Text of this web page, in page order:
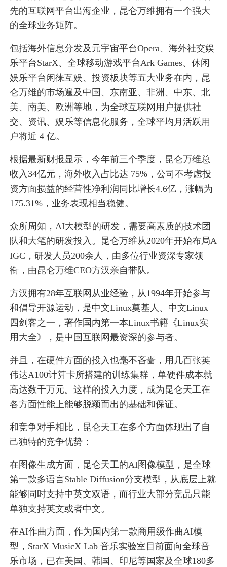
先的互联网平台出海企业，昆仑万维拥有一个强大
的全球业务矩阵。
包括海外信息分发及元宇宙平台Opera、海外社交娱
乐平台StarX、全球移动游戏平台Ark Games、休闲
娱乐平台闲徕互娱、投资板块等五大业务在内，昆
仑万维的市场遍及中国、东南亚、非洲、中东、北
美、南美、欧洲等地，为全球互联网用户提供社
交、资讯、娱乐等信息化服务，全球平均月活跃用
户将近 4 亿。
根据最新财报显示，今年前三个季度，昆仑万维总
收入34亿元，海外收入占比达 75%，公司不考虑投
资方面损益的经营性净利润同比增长4.6亿，涨幅为
175.31%，业务表现相当稳健。
众所周知，AI大模型的研发，需要高素质的技术团
队和大笔的研发投入。昆仑万维从2020年开始布局A
IGC，研发人员200余人，由多位行业资深专家领
衔，由昆仑万维CEO方汉亲自带队。
方汉拥有28年互联网从业经验，从1994年开始参与
和倡导开源运动，是中文Linux奠基人、中文Linux
四剑客之一，著作国内第一本Linux书籍《Linux实
用大全》，是中国互联网最资深的参与者。
并且，在硬件方面的投入也毫不吝啬，用几百张英
伟达A100计算卡所搭建的训练集群，单硬件成本就
高达数千万元。这样的投入力度，成为昆仑天工在
各方面性能上能够脱颖而出的基础和保证。
和竞争对手相比，昆仑天工在多个方面体现出了自
己独特的竞争优势：
在图像生成方面，昆仑天工的AI图像模型，是全球
第一款多语言Stable Diffusion分支模型，从底层上就
能够同时支持中英文双语，而行业大部分竞品只能
单独支持英文或者中文。
在AI作曲方面，作为国内第一款商用级作曲AI模
型，StarX MusicX Lab 音乐实验室目前面向全球音
乐市场，已在美国、韩国、印尼等国家及全球180多